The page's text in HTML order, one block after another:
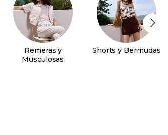
Remeras y
Musculosas
Shorts y Bermudas